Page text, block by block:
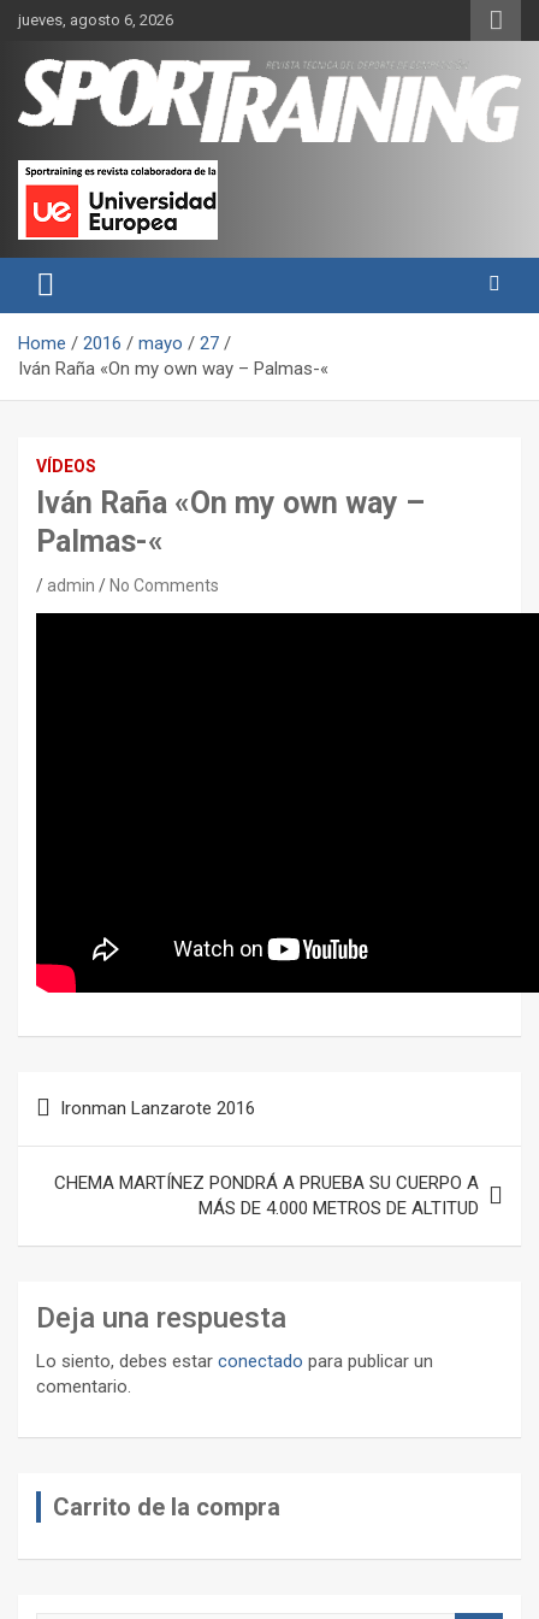
Skip
content
jueves, agosto 6, 2026
Revista técnica del deporte
Sport Training
rendimiento, nutrición y entrenamiento.
Home 2016 mayo
27
Iván Raña «On my own way – Palmas-«
VÍDEOS
Iván Raña «On my own way –
Palmas-«
admin No Comments
de
Ironman Lanzarote 2016
CHEMA MARTÍNEZ PONDRÁ A PRUEBA SU CUERPO A
MÁS DE 4.000 METROS DE ALTITUD
Deja una respuesta
Lo siento, debes estar conectado para publicar un
comentario.
Carrito de la compra